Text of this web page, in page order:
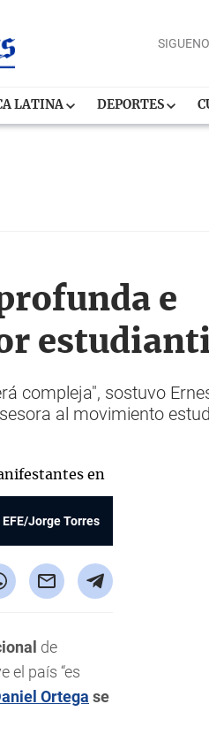
LATINA DEPORTES
e
compleja", sostuvo
al movimiento
EFE/Jorge Torres
de
el país “es
Ortega se